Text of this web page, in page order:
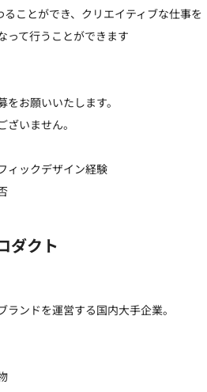
ることができ、クリエイティブな仕事を
って行うことができます
お願いいたします。
いません。
ィックデザイン経験
ダクト
ンドを運営する国内大手企業。